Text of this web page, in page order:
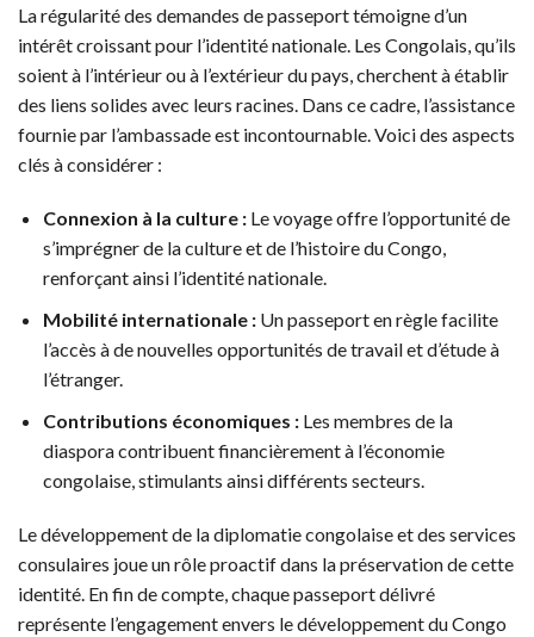
La régularité des demandes de passeport témoigne d’un
intérêt croissant pour l’identité nationale. Les Congolais, qu’ils
soient à l’intérieur ou à l’extérieur du pays, cherchent à établir
des liens solides avec leurs racines. Dans ce cadre, l’assistance
fournie par l’ambassade est incontournable. Voici des aspects
clés à considérer :
Connexion à la culture :Le voyage offre l’opportunité de
s’imprégner de la culture et de l’histoire du Congo,
renforçant ainsi l’identité nationale.
Mobilité internationale :Un passeport en règle facilite
l’accès à de nouvelles opportunités de travail et d’étude à
l’étranger.
Contributions économiques :Les membres de la
diaspora contribuent financièrement à l’économie
congolaise, stimulants ainsi différents secteurs.
Le développement de la diplomatie congolaise et des services
consulaires joue un rôle proactif dans la préservation de cette
identité. En fin de compte, chaque passeport délivré
représente l’engagement envers le développement du Congo